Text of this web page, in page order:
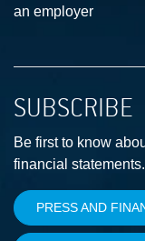
an employer
SUBSCRIBE
Be first to know
financial statements.
PRESS AND